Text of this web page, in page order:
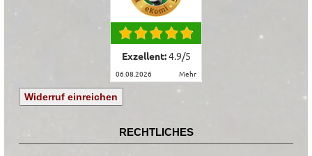
Exzellent:4.9/5
06.08.2026 mehr
Widerruf einreichen
RECHTLICHES